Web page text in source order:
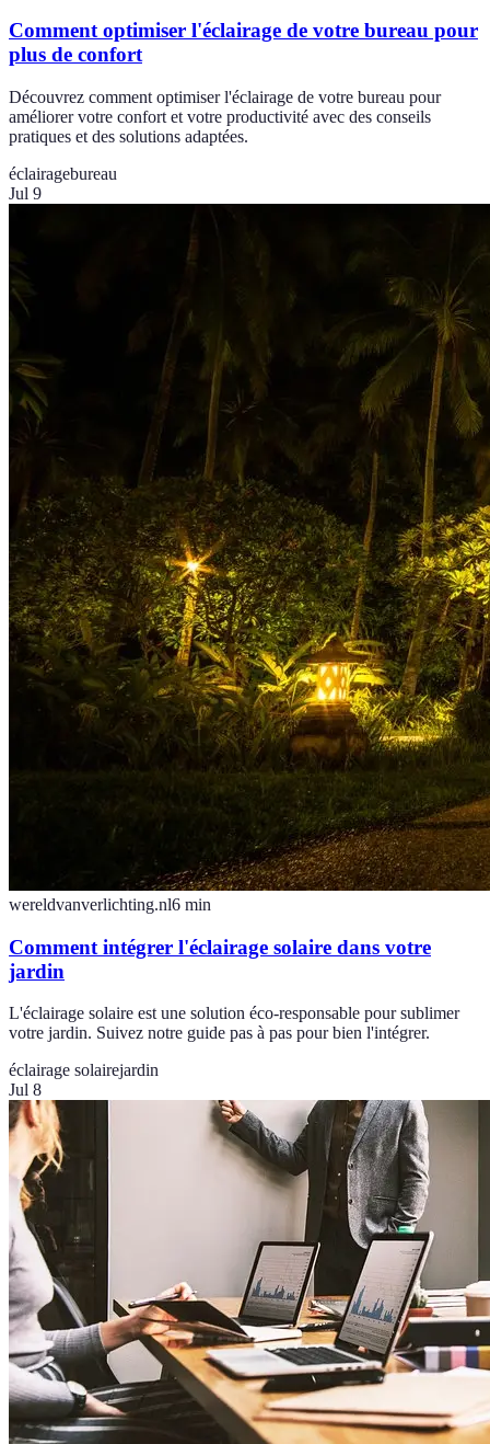
Comment optimiser l'éclairage de votre bureau pour
plus de confort
Découvrez comment optimiser l'éclairage de votre bureau pour
améliorer votre confort et votre productivité avec des conseils
pratiques et des solutions adaptées.
éclairagebureau
Jul 9
wereldvanverlichting.nl6 min
Comment intégrer l'éclairage solaire dans votre
jardin
L'éclairage solaire est une solution éco-responsable pour sublimer
votre jardin. Suivez notre guide pas à pas pour bien l'intégrer.
éclairage solairejardin
Jul 8